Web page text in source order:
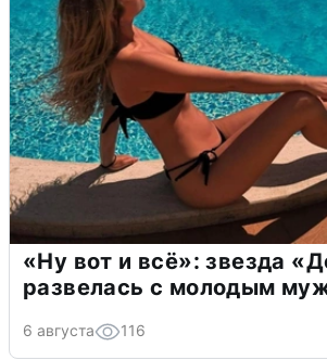
«Ну вот и всё»: звезда
развелась с молодым
6 августа 116